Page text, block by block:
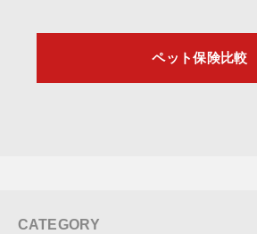
ペット保険比較
CATEGORY